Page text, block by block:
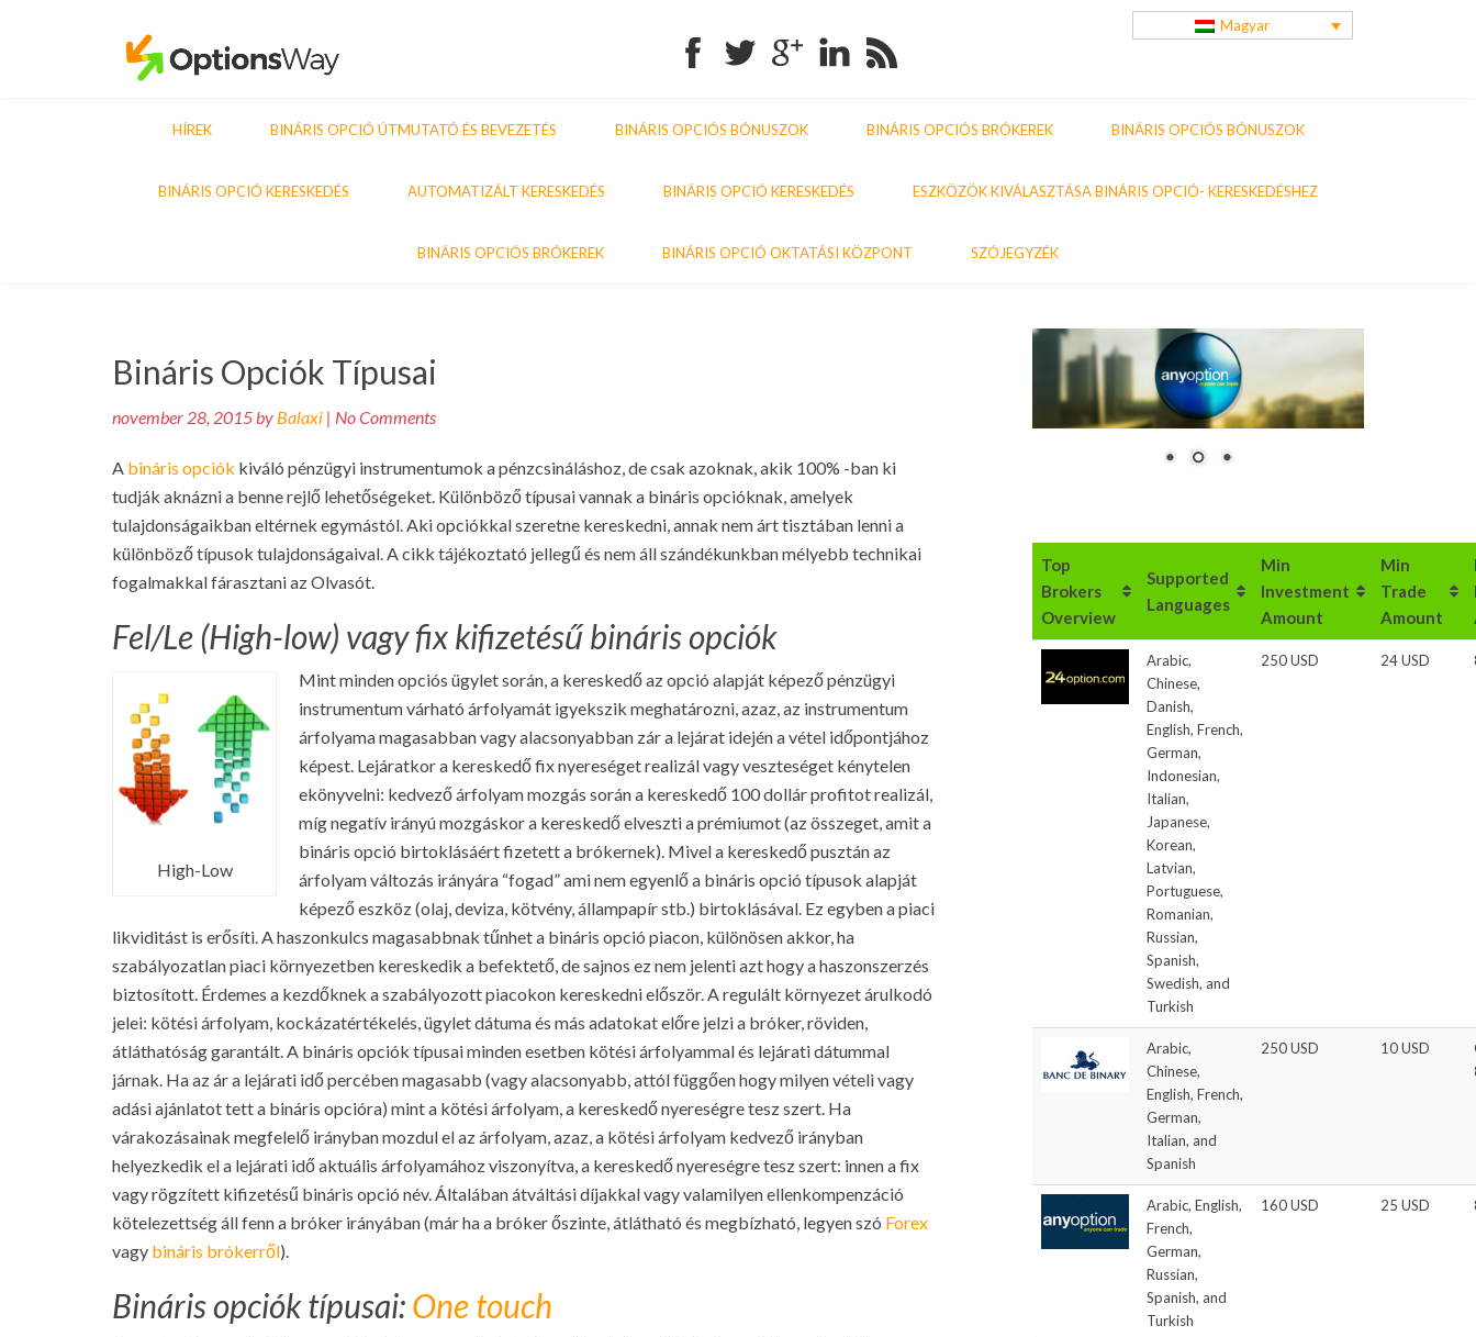
FacebookTwitter Google+Linkedin RSS
Magyar
HÍREK BINÁRIS OPCIÓ ÚTMUTATÓ ÉS BEVEZETÉS BINÁRIS OPCIÓS BÓNUSZOK BINÁRIS OPCIÓS BRÓKEREK BINÁRIS OPCIÓS BÓNUSZOK
BINÁRIS OPCIÓ KERESKEDÉS AUTOMATIZÁLT KERESKEDÉS BINÁRIS OPCIÓ KERESKEDÉS ESZKÖZÖK KIVÁLASZTÁSA BINÁRIS OPCIÓ- KERESKEDÉSHEZ
BINÁRIS OPCIÓS BRÓKEREK BINÁRIS OPCIÓ OKTATÁSI KÖZPONT SZÓJEGYZÉK
Bináris Opciók Típusai
november 28, 2015 by Balaxi | No Comments
A bináris opciók kiváló pénzügyi instrumentumok a pénzcsináláshoz, de csak azoknak, akik 100% -ban ki
tudják aknázni a benne rejlő lehetőségeket. Különböző típusai vannak a bináris opcióknak, amelyek
tulajdonságaikban eltérnek egymástól. Aki opciókkal szeretne kereskedni, annak nem árt tisztában lenni a
különböző típusok tulajdonságaival. A cikk tájékoztató jellegű és nem áll szándékunkban mélyebb technikai
fogalmakkal fárasztani az Olvasót.
Fel/Le (High-low) vagy fix kifizetésű bináris opciók
High-Low
Mint minden opciós ügylet során, a kereskedő az opció alapját képező pénzügyi
instrumentum várható árfolyamát igyekszik meghatározni, azaz, az instrumentum
árfolyama magasabban vagy alacsonyabban zár a lejárat idején a vétel időpontjához
képest. Lejáratkor a kereskedő fix nyereséget realizál vagy veszteséget kénytelen
ekönyvelni: kedvező árfolyam mozgás során a kereskedő 100 dollár profitot realizál,
míg negatív irányú mozgáskor a kereskedő elveszti a prémiumot (az összeget, amit a
bináris opció birtoklásáért fizetett a brókernek). Mivel a kereskedő pusztán az
árfolyam változás irányára “fogad” ami nem egyenlő a bináris opció típusok alapját
képező eszköz (olaj, deviza, kötvény, állampapír stb.) birtoklásával. Ez egyben a piaci
likviditást is erősíti. A haszonkulcs magasabbnak tűnhet a bináris opció piacon, különösen akkor, ha
szabályozatlan piaci környezetben kereskedik a befektető, de sajnos ez nem jelenti azt hogy a haszonszerzés
biztosított. Érdemes a kezdőknek a szabályozott piacokon kereskedni először. A regulált környezet árulkodó
jelei: kötési árfolyam, kockázatértékelés, ügylet dátuma és más adatokat előre jelzi a bróker, röviden,
átláthatóság garantált. A bináris opciók típusai minden esetben kötési árfolyammal és lejárati dátummal
járnak. Ha az ár a lejárati idő percében magasabb (vagy alacsonyabb, attól függően hogy milyen vételi vagy
adási ajánlatot tett a bináris opcióra) mint a kötési árfolyam, a kereskedő nyereségre tesz szert. Ha
várakozásainak megfelelő irányban mozdul el az árfolyam, azaz, a kötési árfolyam kedvező irányban
helyezkedik el a lejárati idő aktuális árfolyamához viszonyítva, a kereskedő nyereségre tesz szert: innen a fix
vagy rögzített kifizetésű bináris opció név. Általában átváltási díjakkal vagy valamilyen ellenkompenzáció
kötelezettség áll fenn a bróker irányában (már ha a bróker őszinte, átlátható és megbízható, legyen szó Forex
vagy bináris brókerről).
Bináris opciók típusai:One touch
Bejegyzés
navigáció
Top
Brokers
Overview
Supported
Languages
Min
Investment
Amount
Min
Trade
Amount
Arabic,
Chinese,
Danish,
English, French,
German,
Indonesian,
Italian,
Japanese,
Korean,
Latvian,
Portuguese,
Romanian,
Russian,
Spanish,
Swedish, and
Turkish
250 USD 24 USD
Arabic,
Chinese,
English, French,
German,
Italian, and
Spanish
250 USD 10 USD
Arabic, English,
French,
German,
Russian,
Spanish, and
Turkish
160 USD 25 USD